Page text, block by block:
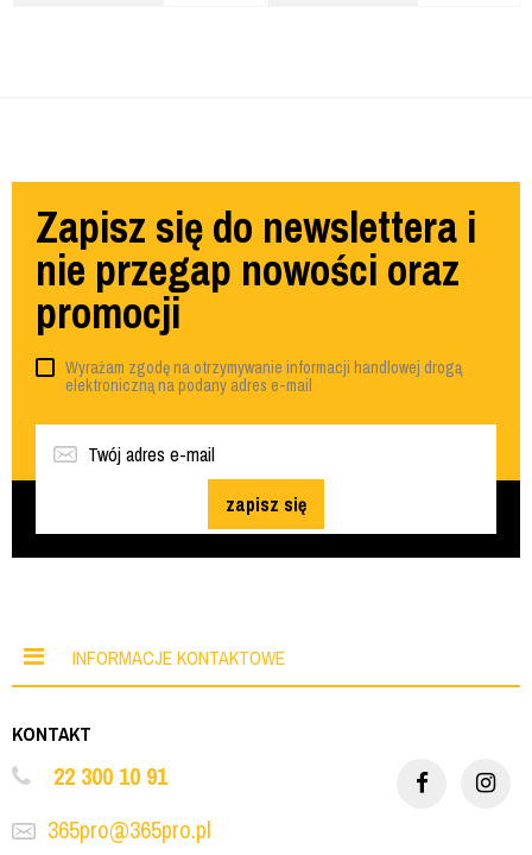
Zapisz się do newslettera i
nie przegap nowości oraz
promocji
Wyrażam zgodę na otrzymywanie informacji handlowej drogą
elektroniczną na podany adres e-mail
zapisz się
INFORMACJE KONTAKTOWE
KONTAKT
22 300 10 91
365pro@365pro.pl